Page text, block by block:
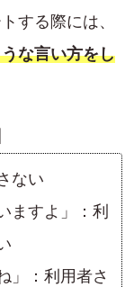
する際には、
な言い方をし
ない
ますよ」：利
」：利用者さ